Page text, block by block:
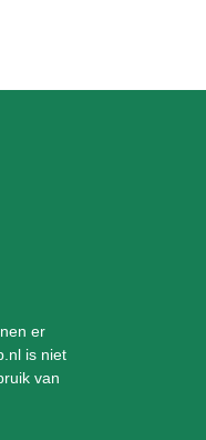
er
is niet
van